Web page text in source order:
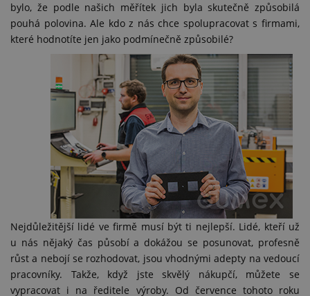
bylo, že podle našich měřítek jich byla skutečně způsobilá
pouhá polovina. Ale kdo z nás chce spolupracovat s firmami,
které hodnotíte jen jako podmínečně způsobilé?
Nejdůležitější lidé ve firmě musí být ti nejlepší. Lidé, kteří už
u nás nějaký čas působí a dokážou se posunovat, profesně
růst a nebojí se rozhodovat, jsou vhodnými adepty na vedoucí
pracovníky. Takže, když jste skvělý nákupčí, můžete se
vypracovat i na ředitele výroby. Od července tohoto roku